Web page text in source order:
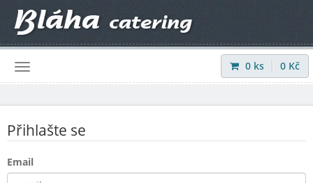
Přihlásit |Registrovat
0 ks 0 Kč
Přihlašte se
Email